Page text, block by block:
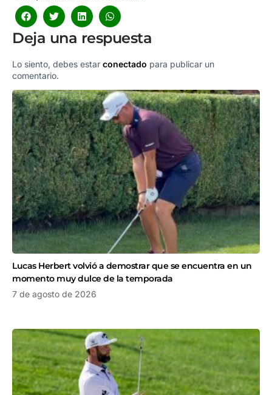
Deja una respuesta
Lo siento, debes estar conectado para publicar un
comentario.
Lucas Herbert volvió a demostrar que se encuentra en un
momento muy dulce de la temporada
7 de agosto de 2026